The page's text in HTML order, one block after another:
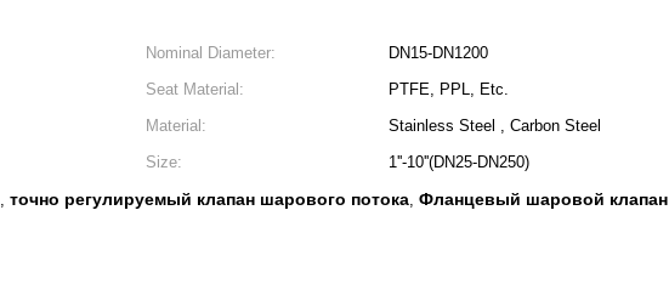
Nominal Diameter:
DN15-DN1200
Seat Material:
PTFE, PPL, Etc.
Material:
Stainless Steel , Carbon Steel
Size:
1''-10''(DN25-DN250)
, точно регулируемый клапан шарового потока, Фланцевый шаровой клапан